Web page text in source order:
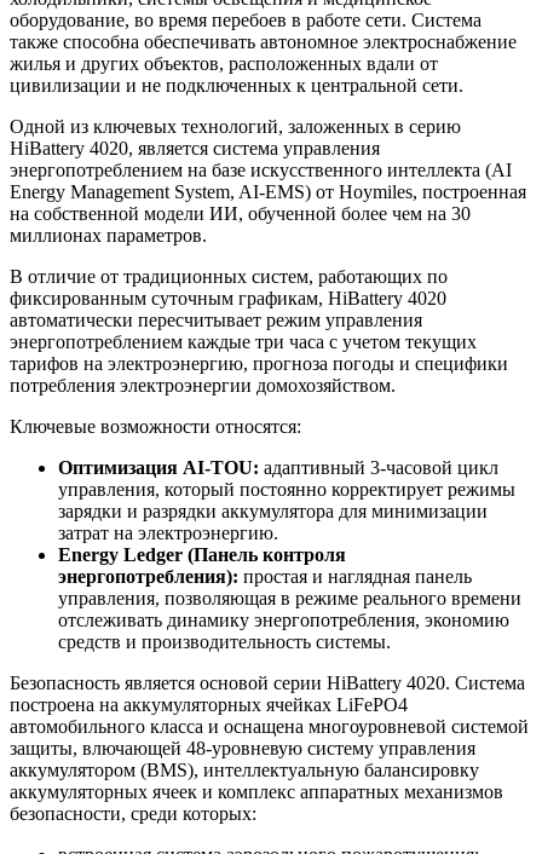
оборудование, во время перебоев в работе сети. Система
также способна обеспечивать автономное электроснабжение
жилья и других объектов, расположенных вдали от
цивилизации и не подключенных к центральной сети.
Одной из ключевых технологий, заложенных в серию
HiBattery 4020, является система управления
энергопотреблением на базе искусственного интеллекта (AI
Energy Management System, AI-EMS) от Hoymiles, построенная
на собственной модели ИИ, обученной более чем на 30
миллионах параметров.
В отличие от традиционных систем, работающих по
фиксированным суточным графикам, HiBattery 4020
автоматически пересчитывает режим управления
энергопотреблением каждые три часа с учетом текущих
тарифов на электроэнергию, прогноза погоды и специфики
потребления электроэнергии домохозяйством.
Ключевые возможности относятся:
Оптимизация AI-TOU: адаптивный 3-часовой цикл
управления, который постоянно корректирует режимы
зарядки и разрядки аккумулятора для минимизации
затрат на электроэнергию.
Energy Ledger (Панель контроля
энергопотребления): простая и наглядная панель
управления, позволяющая в режиме реального времени
отслеживать динамику энергопотребления, экономию
средств и производительность системы.
Безопасность является основой серии HiBattery 4020. Система
построена на аккумуляторных ячейках LiFePO4
автомобильного класса и оснащена многоуровневой системой
защиты, влючающей 48-уровневую систему управления
аккумулятором (BMS), интеллектуальную балансировку
аккумуляторных ячеек и комплекс аппаратных механизмов
безопасности, среди которых: